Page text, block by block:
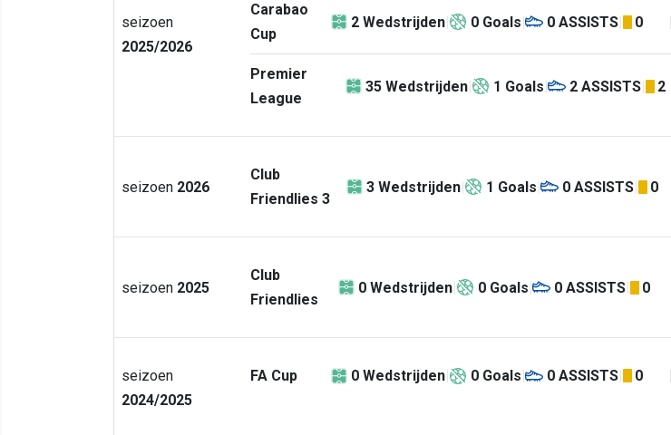
seizoen
2025/2026
Carabao
Cup
2 Wedstrijden 0 Goals 0 ASSISTS 0
Premier
League
35 Wedstrijden 1 Goals 2 ASSISTS 2
seizoen 2026
Club
Friendlies 3
3 Wedstrijden 1 Goals 0 ASSISTS 0
seizoen 2025
Club
Friendlies
0 Wedstrijden 0 Goals 0 ASSISTS 0
seizoen
2024/2025
FA Cup 0 Wedstrijden 0 Goals 0 ASSISTS 0